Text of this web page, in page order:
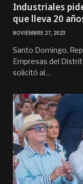
Industriales
que lleva 20
NOVIEMBRE 27, 2023
Santo Domingo,
Empresas del
solicitó al…